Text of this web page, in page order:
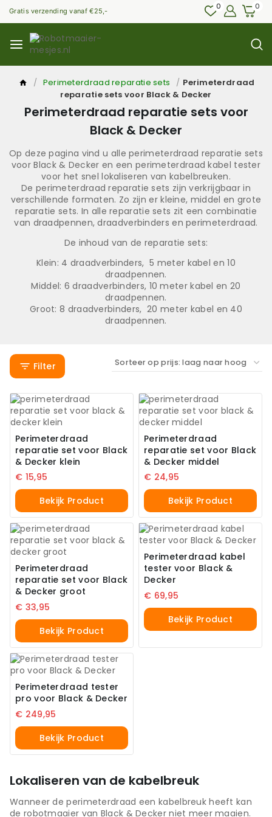
Gratis verzending vanaf €25,- 0 0
/ Perimeterdraad reparatie sets / Perimeterdraad
reparatie sets voor Black & Decker
Perimeterdraad reparatie sets voor
Black & Decker
Op deze pagina vind u alle perimeterdraad reparatie sets
voor Black & Decker en een perimeterdraad kabel tester
voor het snel lokaliseren van kabelbreuken.
De perimeterdraad reparatie sets zijn verkrijgbaar in
verschillende formaten. Zo zijn er kleine, middel en grote
reparatie sets. In alle reparatie sets zit een combinatie
van draadpennen, draadverbinders en perimeterdraad.
De inhoud van de reparatie sets:
Klein: 4 draadverbinders, 5 meter kabel en 10
draadpennen.
Middel: 6 draadverbinders, 10 meter kabel en 20
draadpennen.
Groot: 8 draadverbinders, 20 meter kabel en 40
draadpennen.
Filter
Perimeterdraad
reparatie set voor Black
& Decker klein
€ 15,95
Bekijk Product
Perimeterdraad
reparatie set voor Black
& Decker middel
€ 24,95
Bekijk Product
Perimeterdraad
reparatie set voor Black
& Decker groot
€ 33,95
Bekijk Product
Perimeterdraad kabel
tester voor Black &
Decker
€ 69,95
Bekijk Product
Perimeterdraad tester
pro voor Black & Decker
€ 249,95
Bekijk Product
Lokaliseren van de kabelbreuk
Wanneer de perimeterdraad een kabelbreuk heeft kan
de robotmaaier van Black & Decker niet meer maaien.